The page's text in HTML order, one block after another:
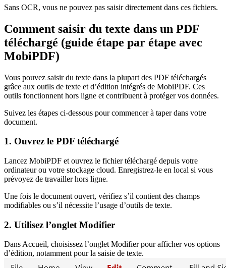
Sans OCR, vous ne pouvez pas saisir directement dans ces fichiers.
Comment saisir du texte dans un PDF
téléchargé (guide étape par étape avec
MobiPDF)
Vous pouvez saisir du texte dans la plupart des PDF téléchargés
grâce aux outils de texte et d’édition intégrés de MobiPDF. Ces
outils fonctionnent hors ligne et contribuent à protéger vos données.
Suivez les étapes ci-dessous pour commencer à taper dans votre
document.
1. Ouvrez le PDF téléchargé
Lancez MobiPDF et ouvrez le fichier téléchargé depuis votre
ordinateur ou votre stockage cloud. Enregistrez-le en local si vous
prévoyez de travailler hors ligne.
Une fois le document ouvert, vérifiez s’il contient des champs
modifiables ou s’il nécessite l’usage d’outils de texte.
2. Utilisez l’onglet Modifier
Dans Accueil, choisissez l’onglet Modifier pour afficher vos options
d’édition, notamment pour la saisie de texte.